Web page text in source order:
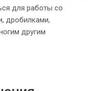
для работы со
дробилками,
другим